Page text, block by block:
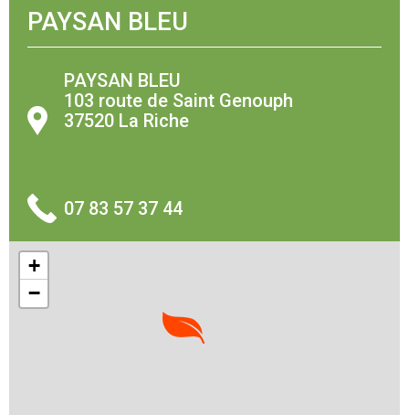
PAYSAN BLEU
PAYSAN BLEU
103 route de Saint Genouph
37520 La Riche
07 83 57 37 44
+
−